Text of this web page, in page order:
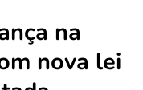
na
nova lei